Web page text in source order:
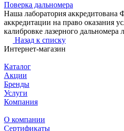
Поверка дальномера
Наша лаборатория аккредитована
аккредитации на право оказания
калибровке лазерного дальномера
Назад к списку
Интернет-магазин
Каталог
Акции
Бренды
Услуги
Компания
О компании
Сертификаты